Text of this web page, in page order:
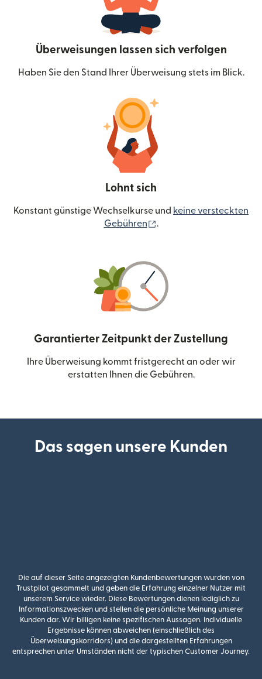
Überweisungen lassen sich verfolgen
Haben Sie den Stand Ihrer Überweisung stets im Blick.
Lohnt sich
Konstant günstige Wechselkurse und keine versteckten
Gebühren
.
Garantierter Zeitpunkt der Zustellung
Ihre Überweisung kommt fristgerecht an oder wir
erstatten Ihnen die Gebühren.
Das sagen unsere Kunden
Die auf dieser Seite angezeigten Kundenbewertungen wurden von
Trustpilot gesammelt und geben die Erfahrung einzelner Nutzer mit
unserem Service wieder. Diese Bewertungen dienen lediglich zu
Informationszwecken und stellen die persönliche Meinung unserer
Kunden dar. Wir billigen keine spezifischen Aussagen. Individuelle
Ergebnisse können abweichen (einschließlich des
Überweisungskorridors) und die dargestellten Erfahrungen
entsprechen unter Umständen nicht der typischen Customer Journey.